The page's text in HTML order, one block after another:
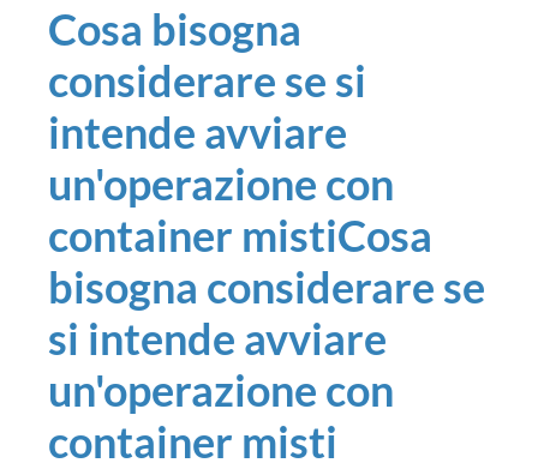
Cosa bisogna
considerare se si
intende avviare
un'operazione con
container mistiCosa
bisogna considerare se
si intende avviare
un'operazione con
container misti